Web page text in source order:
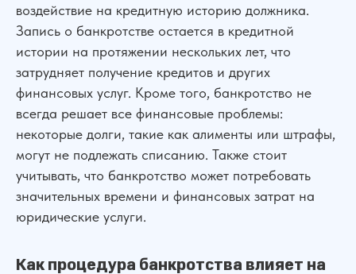
воздействие на кредитную историю должника.
Запись о банкротстве остается в кредитной
истории на протяжении нескольких лет, что
затрудняет получение кредитов и других
финансовых услуг. Кроме того, банкротство не
всегда решает все финансовые проблемы:
некоторые долги, такие как алименты или штрафы,
могут не подлежать списанию. Также стоит
учитывать, что банкротство может потребовать
значительных времени и финансовых затрат на
юридические услуги.
Как процедура банкротства влияет на
НАШИ ОФИСЫ
Специалисты
Наши дела
г. Ростов-на-Дону, ул. Красноармейская 141/128
г. Москва,
Карта сайта
Контакты
г. Краснодар, ул. Северная, 476
Галерея
Вакансии